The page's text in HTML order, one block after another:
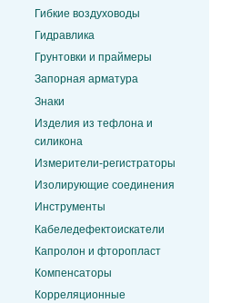
Гибкие воздуховоды
Гидравлика
Грунтовки и праймеры
Запорная арматура
Знаки
Изделия из тефлона и
силикона
Измерители-регистраторы
Изолирующие соединения
Инструменты
Кабеледефектоискатели
Капролон и фторопласт
Компенсаторы
Корреляционные